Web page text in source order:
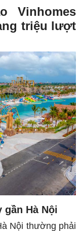
Vinhomes
triệu lượt
gần Hà Nội
Nội thường phải